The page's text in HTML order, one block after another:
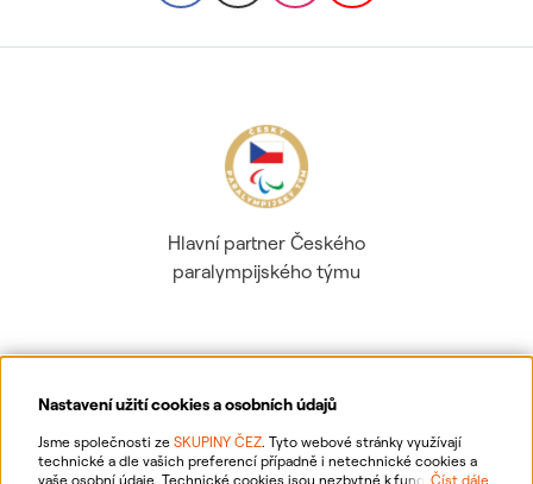
Nastavení užití cookies a osobních údajů
Jsme společnosti ze SKUPINY ČEZ. Tyto webové stránky využívají
technické a dle vašich preferencí případně i netechnické cookies a
vaše osobní údaje. Technické cookies jsou nezbytné k fungováníČíst dále
Hlavní partner Českého
paralympijského týmu
Ochrana osobních údajů